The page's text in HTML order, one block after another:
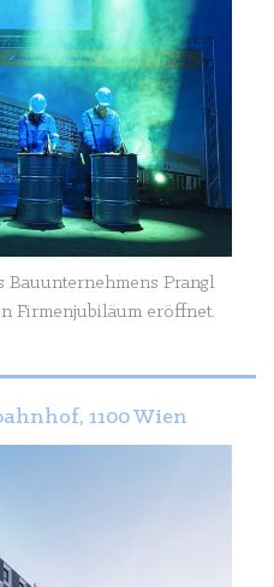
Bauunternehmens Prangl
Firmenjubiläum eröffnet.
1100 Wien